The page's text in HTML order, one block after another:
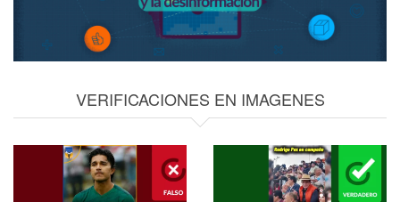
VERIFICACIONES EN IMAGENES